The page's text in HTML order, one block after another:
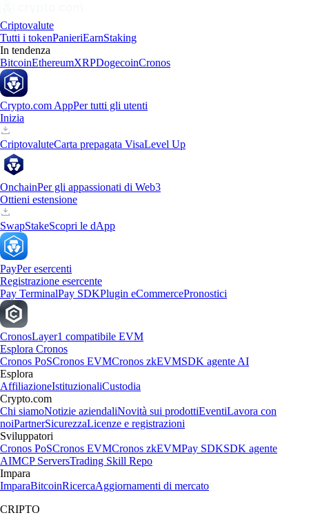
Criptovalute
Tutti i tokenPanieriEarnStaking
In tendenza
BitcoinEthereumXRPDogecoinCronos
Crypto.com AppPer tutti gli utenti
Inizia
CriptovaluteCarta prepagata VisaLevel Up
OnchainPer gli appassionati di Web3
Ottieni estensione
SwapStakeScopri le dApp
PayPer esercenti
Registrazione esercente
Pay TerminalPay SDKPlugin eCommercePronostici
CronosLayer1 compatibile EVM
Esplora Cronos
Cronos PoSCronos EVMCronos zkEVMSDK agente AI
Esplora
AffiliazioneIstituzionaliCustodia
Crypto.com
Chi siamoNotizie aziendaliNovità sui prodottiEventiLavora con
noiPartnerSicurezzaLicenze e registrazioni
Sviluppatori
Cronos PoSCronos EVMCronos zkEVMPay SDKSDK agente
AIMCP ServersTrading Skill Repo
Impara
ImparaBitcoinRicercaAggiornamenti di mercato
CRIPTO